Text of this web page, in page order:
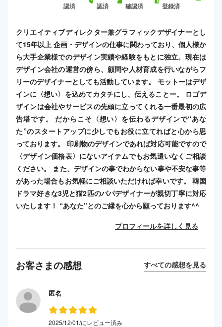
認済 認済 確認済 登録済
クリエイティブディレクター兼グラフィックデザイナーとし
て15年以上 企画・デザインの仕事に関わっており、個人様か
ら大手企業様でのデザイン実績や経験をもとに独立。現在は
デザイン会社の運営の傍ら、顧問や人材育成を行いながらフ
リーのデザイナーとしても活動しています。 モットーはデザ
インに〈想い〉を込めてカタチにし、伝えることー。 ロゴデ
ザインは会社やサービスの先頭に立ってくれる一番最初の広
告塔です。 だからこそ〈想い〉を伝わるデザインで“あな
た”のスタートアップに少しでもお役に立てればと心から思
っております。 印刷物のデザインであれば対応可能ですので
〈デザイン価格表〉にないアイテムでもお気遣いなくご相談
ください。 また、デザインの事でわからない事や不安な事等
があった場合もお気軽にご相談いただければ幸いです。 韓国
ドラマ好きな3児と猫2匹のパパデザイナーが親切丁寧に対応
いたします！ “あなた”とのご縁を心から願っております^^
プロフィールを詳しく見る
お客さまの感想 すべての感想を見る
匿名
2025/12/01/にレビュー済み